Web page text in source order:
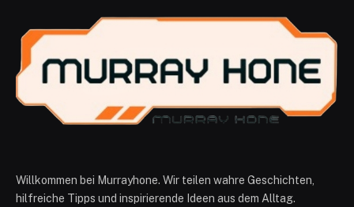
Willkommen bei Murrayhone. Wir teilen wahre Geschichten,
hilfreiche Tipps und inspirierende Ideen aus dem Alltag.